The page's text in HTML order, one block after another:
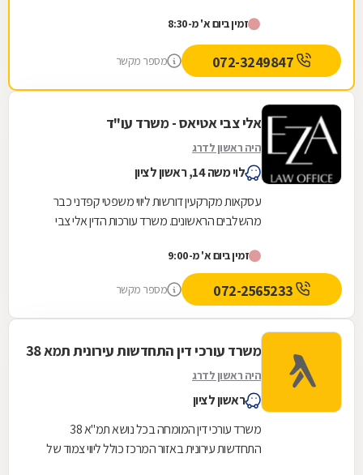
זמין ביום א' מ-8:30
מספר מקשר
אלי צבי אטיאס - משרד עו"ד
היה ראשון לדרג
לוי משה 14, ראשון לציון
עסקאות מקרקעין דורשות ליווי משפטי קפדני כבר
מהשלבים הראשונים. משרד עורכות הדין אלי צבי
לרבות...
זמין ביום א' מ-9:00
מספר מקשר
משרד עורכי דין התחדשות עירונית תמא 38
היה ראשון לדרג
ראשון לציון
משרד עורכי דין המומחה בכל נושא תמ"א 38
התחדשות עירונית באזור המרכז כולל ליווי צמוד של